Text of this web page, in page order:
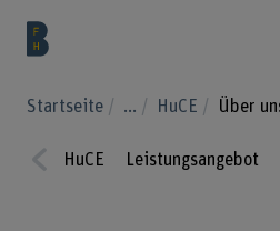
Startseite ... HuCE Über
HuCE Leistungsangebot